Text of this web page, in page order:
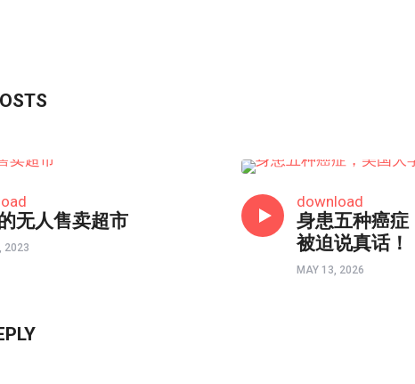
无人售卖超市
2023
download
身患五种癌症
被迫说真话！
MAY 13, 2026